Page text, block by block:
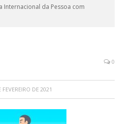
Internacional da Pessoa com
0
FEVEREIRO DE 2021